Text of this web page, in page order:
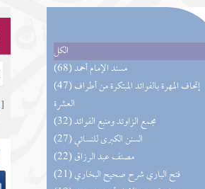
الكل
(68) مسند الإمام أحمد
(47) إتحاف المهرة بالفوائد المبتكرة من أطراف
العشرة
(32) مجمع الزاوئد ومنبع الفوائد
(27) السنن الكبرى للنسائي
(22) مصنف عبد الرزاق
(21) فتح الباري شرح صحيح البخاري